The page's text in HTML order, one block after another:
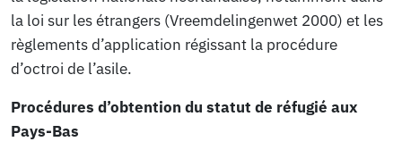
la loi sur les étrangers (Vreemdelingenwet 2000) et les
règlements d’application régissant la procédure
d’octroi de l’asile.
Procédures d’obtention du statut de réfugié aux
Pays-Bas